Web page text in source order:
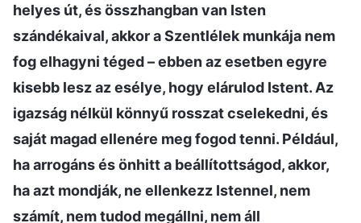
helyes út, és összhangban van Isten
szándékaival, akkor a Szentlélek munkája nem
fog elhagyni téged – ebben az esetben egyre
kisebb lesz az esélye, hogy elárulod Istent. Az
igazság nélkül könnyű rosszat cselekedni, és
saját magad ellenére meg fogod tenni. Például,
ha arrogáns és önhitt a beállítottságod, akkor,
ha azt mondják, ne ellenkezz Istennel, nem
számít, nem tudod megállni, nem áll